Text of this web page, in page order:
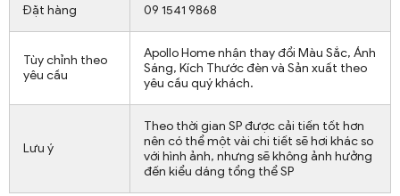
Đặt hàng 09 1541 9868
Tùy chỉnh theo
yêu cầu
Apollo Home nhận thay đổi Màu Sắc, Ánh
Sáng, Kích Thước đèn và Sản xuất theo
yêu cầu quý khách.
Lưu ý
Theo thời gian SP được cải tiến tốt hơn
nên có thể một vài chi tiết sẽ hơi khác so
với hình ảnh, nhưng sẽ không ảnh hưởng
đến kiểu dáng tổng thể SP